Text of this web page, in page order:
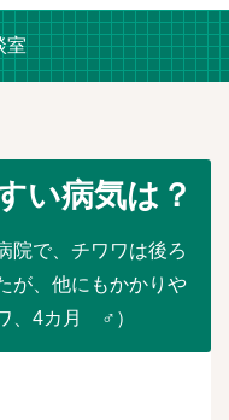
室
い病気は？
院で、チワワは後ろ
が、他にもかかりや
、4カ月 ♂）